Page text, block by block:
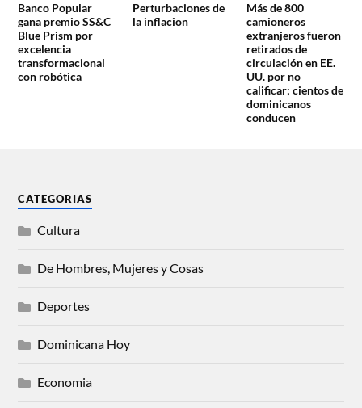
Banco Popular
gana premio SS&C
Blue Prism por
excelencia
transformacional
con robótica
Perturbaciones de
la inflacion
Más de 800
camioneros
extranjeros fueron
retirados de
circulación en EE.
UU. por no
calificar; cientos de
dominicanos
conducen
CATEGORIAS
Cultura
De Hombres, Mujeres y Cosas
Deportes
Dominicana Hoy
Economia